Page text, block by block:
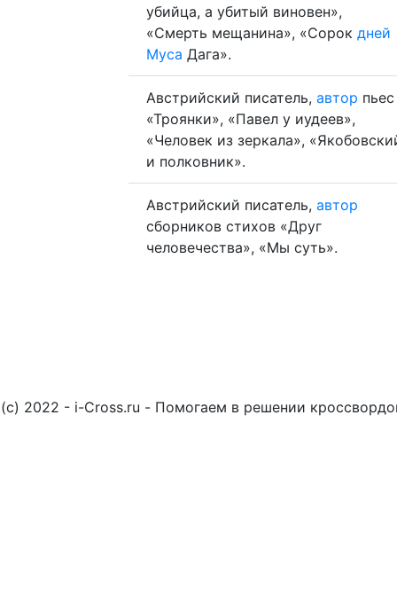
убийца, а убитый виновен»,
«Смерть мещанина», «Сорок дней
Муса Дага».
Австрийский писатель, автор пьес
«Троянки», «Павел у иудеев»,
«Человек из зеркала»,
и полковник».
Австрийский писатель, автор
сборников стихов «Друг
человечества», «Мы суть».
(c) 2022 - i-Cross.ru - Помогаем в решении